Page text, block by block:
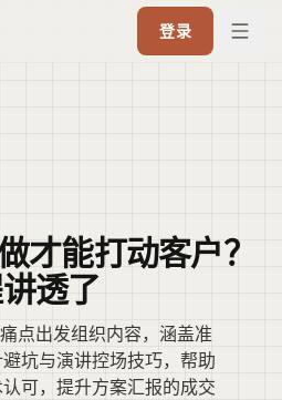
登录
才能打动客户？
透了
点出发组织内容，涵盖准
坑与演讲控场技巧，帮助
可，提升方案汇报的成交